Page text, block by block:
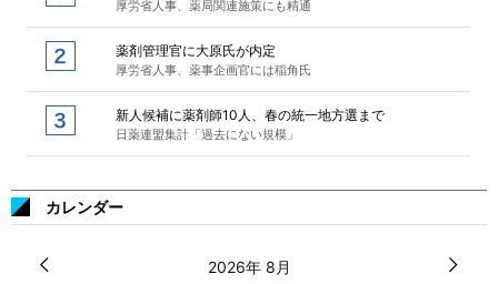
厚労省人事、薬局関連施策にも精通
薬剤管理官に大原氏が内定
厚労省人事、薬事企画官には稲角氏
新人候補に薬剤師10人、春の統一地方選まで
日薬連盟集計「過去にない規模」
カレンダー
2026年 8月